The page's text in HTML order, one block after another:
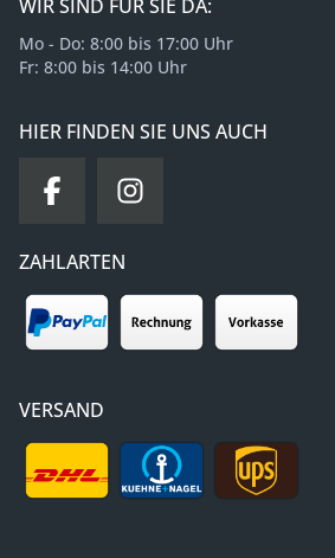
WIR SIND FÜR SIE DA:
Mo - Do: 8:00 bis 17:00 Uhr
Fr: 8:00 bis 14:00 Uhr
HIER FINDEN SIE UNS AUCH
ZAHLARTEN
VERSAND